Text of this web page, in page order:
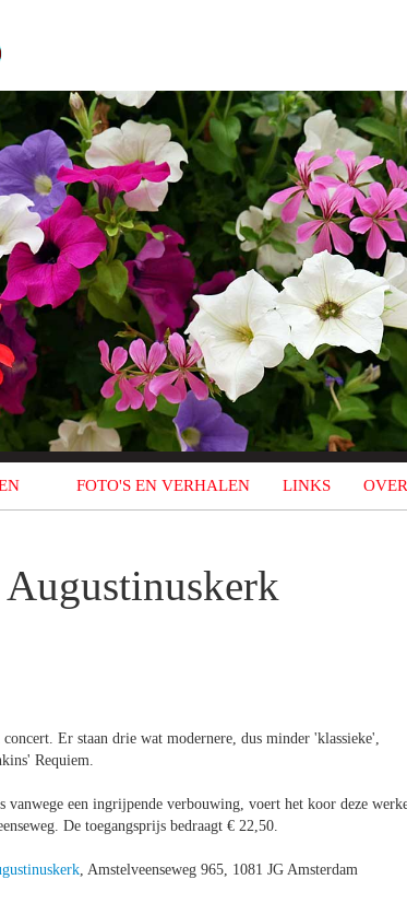
FOTO'S EN VERHALEN LINKS
Er staan drie wat modernere, dus minder 'klassieke',
Requiem.
een ingrijpende verbouwing, voert het koor deze
De toegangsprijs bedraagt € 22,50.
, Amstelveenseweg 965, 1081 JG Amsterdam